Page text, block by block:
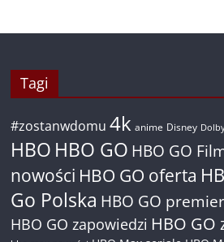
Tagi
#zostanwdomu 4k anime Disney
HBO HBO GO HBO GO
nowości HBO GO oferta
Go Polska HBO GO
HBO GO zapowiedzi HBO GO